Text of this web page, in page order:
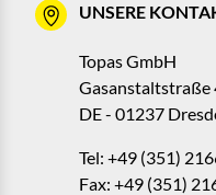
UNSERE
Topas GmbH
Gasanstaltstraße
DE - 01237
Tel: +49 (351)
Fax: +49 (351)